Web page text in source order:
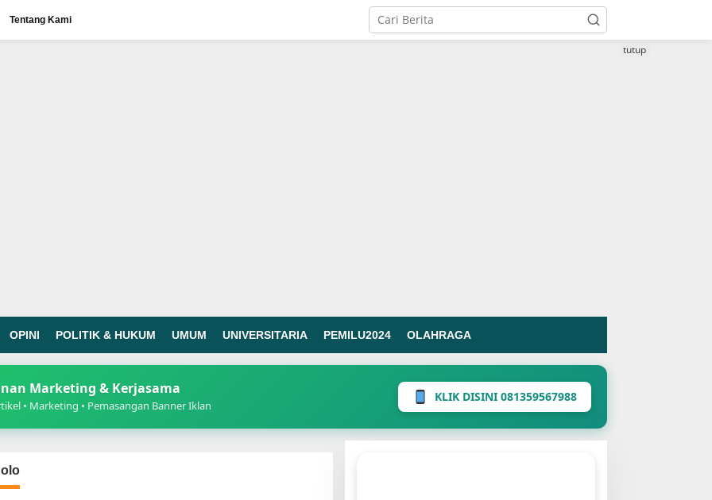
Tentang Kami
OPINI POLITIK & HUKUM UMUM UNIVERSITARIA PEMILU2024 OLAHRAGA
tutup
Marketing & Kerjasama
• Marketing • Pemasangan Banner Iklan
KLIK DISINI 081359567988